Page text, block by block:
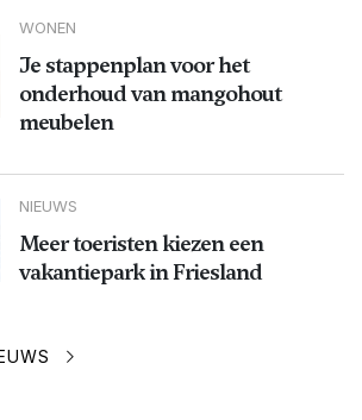
WONEN
Je stappenplan voor het
onderhoud van mangohout
meubelen
NIEUWS
Meer toeristen kiezen een
vakantiepark in Friesland